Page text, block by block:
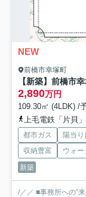
NEW
前橋市幸塚町
2,890万円
109.30㎡ (4LDK) /
上毛電鉄「片貝
都市ガス 陽当り
収納豊富
ウォー
新築
/／／ ■事務所への”